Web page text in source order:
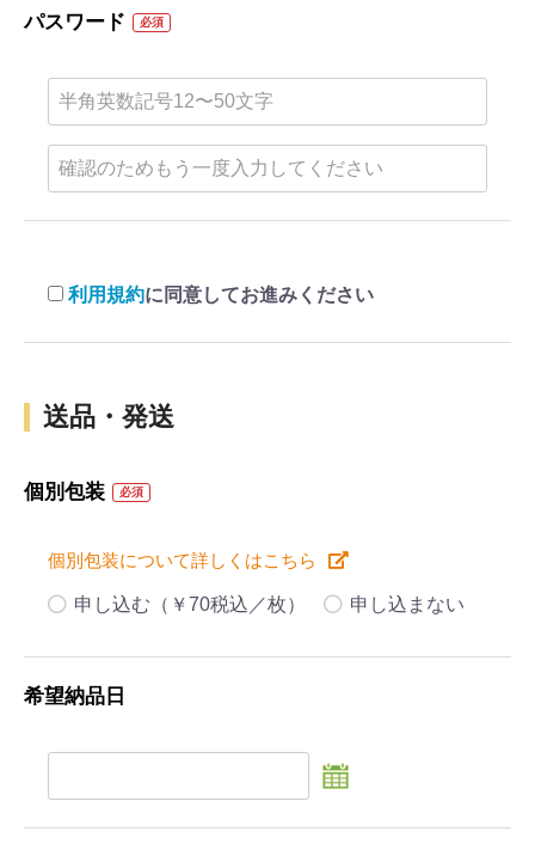
パスワード 必須
利用規約に同意してお進みください
送品・発送
個別包装 必須
個別包装について詳しくはこちら
申し込む（￥70税込／枚） 申し込まない
希望納品日